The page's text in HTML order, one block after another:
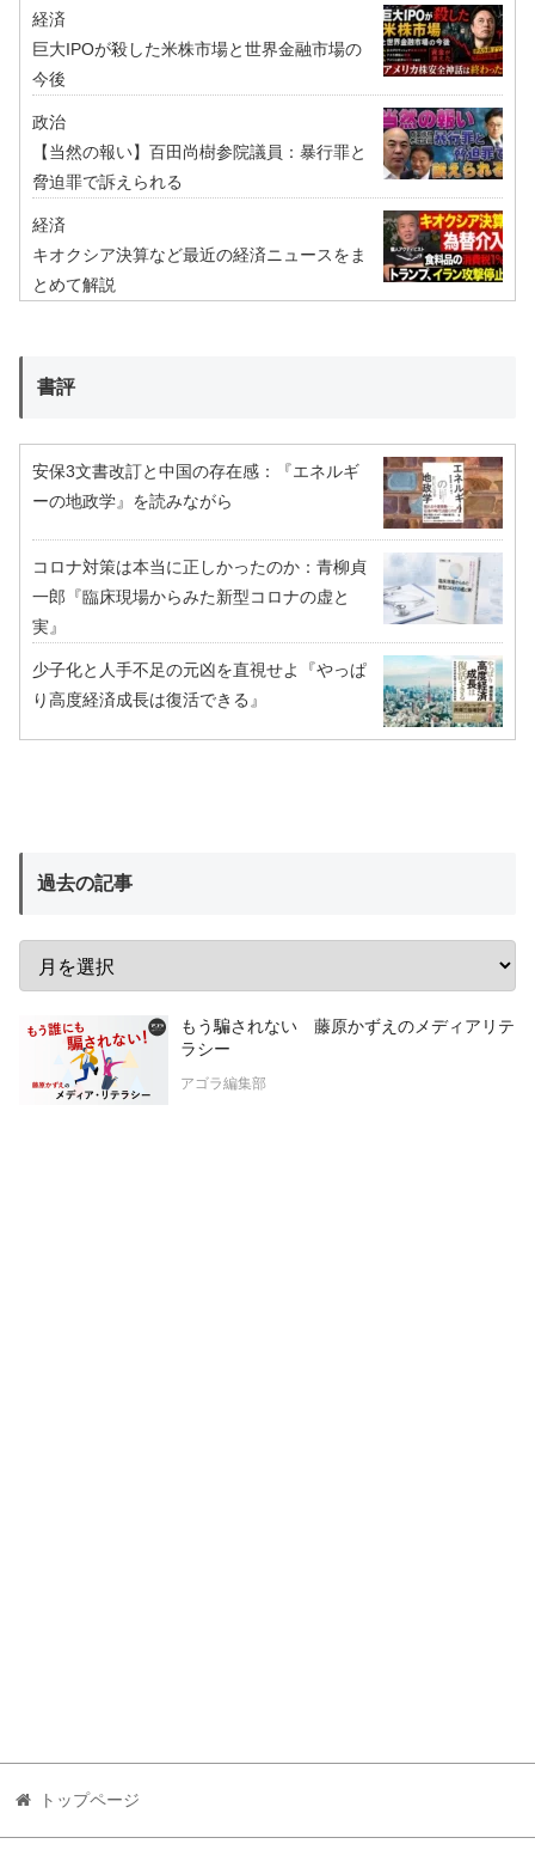
経済
巨大IPOが殺した米株市場と世界金融市場の
今後
政治
【当然の報い】百田尚樹参院議員：暴行罪と
脅迫罪で訴えられる
経済
キオクシア決算など最近の経済ニュースをま
とめて解説
書評
安保3文書改訂と中国の存在感：『エネルギ
ーの地政学』を読みながら
コロナ対策は本当に正しかったのか：青柳貞
一郎『臨床現場からみた新型コロナの虚と
実』
少子化と人手不足の元凶を直視せよ『やっぱ
り高度経済成長は復活できる』
過去の記事
もう騙されない 藤原かずえのメディアリテ
ラシー
アゴラ編集部
トップページ